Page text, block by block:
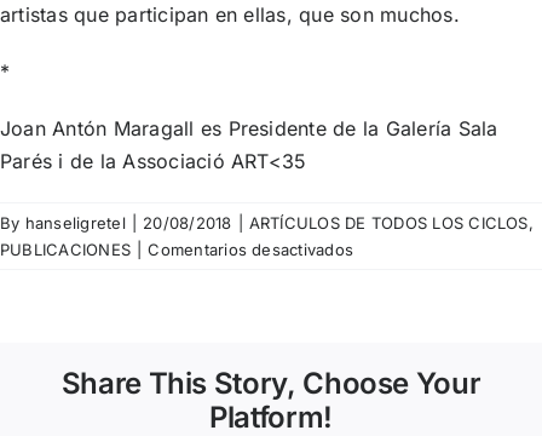
artistas que participan en ellas, que son muchos.
*
Joan Antón Maragall es Presidente de la Galería Sala
Parés i de la Associació ART<35
By hanseligretel 20/08/2018 ARTÍCULOS DE TODOS LOS CICLOS,
PUBLICACIONES
Comentarios desactivadosen
Artículo
Share This Story, Choose Your
Platform!